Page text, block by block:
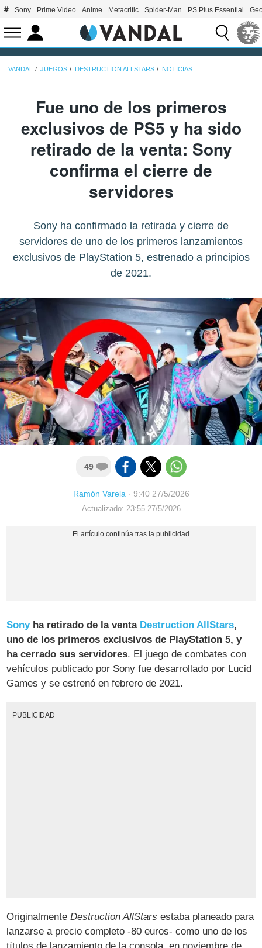
Sony Prime Video Anime Metacritic Spider-Man PS Plus Essential
VANDAL JUEGOS DESTRUCTION ALLSTARS NOTICIAS
Fue uno de los primeros
exclusivos de PS5 y ha sido
retirado de la venta: Sony
confirma el cierre de
servidores
Sony ha confirmado la retirada y cierre de
servidores de uno de los primeros lanzamientos
exclusivos de PlayStation 5, estrenado a principios
de 2021.
49
Ramón Varela· 9:40 27/5/2026
Actualizado: 23:55 27/5/2026
Sonyha retirado de la venta Destruction AllStars,
uno de los primeros exclusivos de PlayStation 5, y
ha cerrado sus servidores. El juego de combates con
vehículos publicado por Sony fue desarrollado por Lucid
Games y se estrenó en febrero de 2021.
PUBLICIDAD
OriginalmenteDestruction AllStars estaba planeado para
lanzarse a precio completo -80 euros- como uno de los